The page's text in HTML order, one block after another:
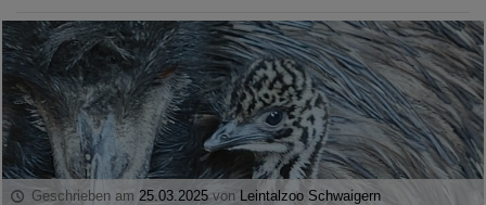
Geschrieben am 25.03.2025 von Leintalzoo Schwaigern